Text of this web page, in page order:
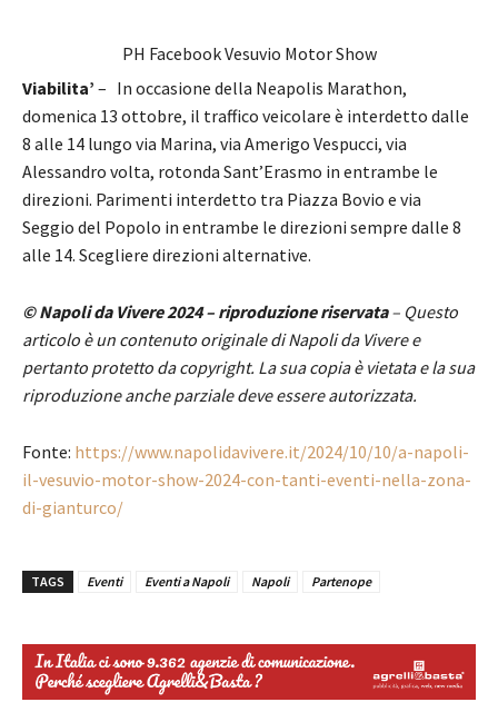
PH Facebook Vesuvio Motor Show
Viabilita’ – In occasione della Neapolis Marathon,
domenica 13 ottobre, il traffico veicolare è interdetto dalle
8 alle 14 lungo via Marina, via Amerigo Vespucci, via
Alessandro volta, rotonda Sant’Erasmo in entrambe le
direzioni. Parimenti interdetto tra Piazza Bovio e via
Seggio del Popolo in entrambe le direzioni sempre dalle 8
alle 14. Scegliere direzioni alternative.
© Napoli da Vivere 2024 – riproduzione riservata– Questo
articolo è un contenuto originale di Napoli da Vivere e
pertanto protetto da copyright. La sua copia è vietata e la sua
riproduzione anche parziale deve essere autorizzata.
Fonte: https://www.napolidavivere.it/2024/10/10/a-napoli-
il-vesuvio-motor-show-2024-con-tanti-eventi-nella-zona-
di-gianturco/
TAGS Eventi Eventi a Napoli Napoli Partenope